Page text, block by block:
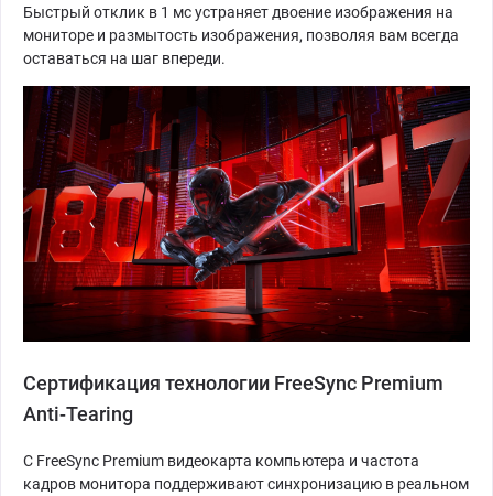
Быстрый отклик в 1 мс устраняет двоение изображения на
мониторе и размытость изображения, позволяя вам всегда
оставаться на шаг впереди.
Сертификация технологии FreeSync Premium
Anti-Tearing
С FreeSync Premium видеокарта компьютера и частота
кадров монитора поддерживают синхронизацию в реальном